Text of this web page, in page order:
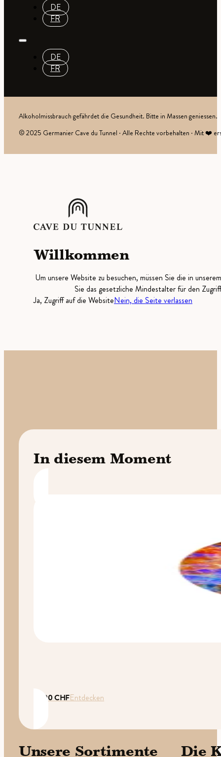
DE
FR
DE
FR
Alkoholmissbrauch gefährdet die Gesundheit. Bitte in Massen geniessen.
© 2025 Germanier Cave du Tunnel · Alle Rechte vorbehalten · Mit ❤️
Willkommen
Um unsere Website zu besuchen, müssen Sie die in
Sie das gesetzliche Mindestalter für den
Ja, Zugriff auf die WebsiteNein, die Seite verlassen
In diesem Moment
35.00CHFEntdecken
Unsere Sortimente Die